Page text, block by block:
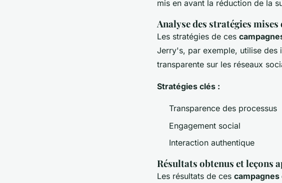
mis en avant la réduction de la
Analyse des stratégies mises
Les stratégies de ces
Jerry's, par exemple, utilise des
transparente sur les réseaux
Stratégies clés :
Transparence des processus
Engagement social
Interaction authentique
Résultats obtenus et leçons
Les résultats de ces